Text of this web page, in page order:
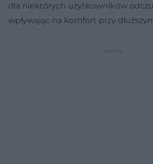
dla niektórych użytkowników
wpływając na komfort przy